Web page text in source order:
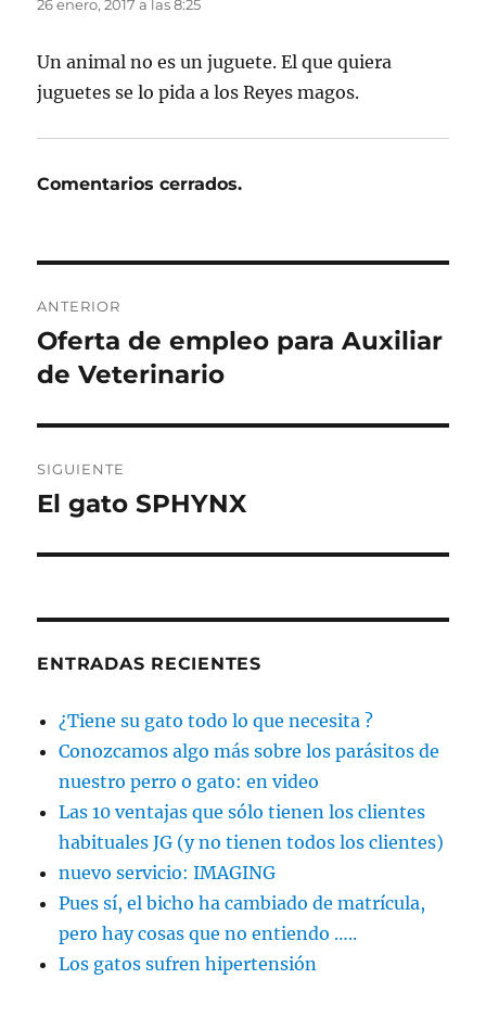
26 enero, 2017 a las 8:25
Un animal no es un juguete. El que quiera
juguetes se lo pida a los Reyes magos.
Comentarios cerrados.
de
entradas
ANTERIOR
Entrada
anterior:
Oferta de empleo para Auxiliar
de Veterinario
SIGUIENTE
Entrada
El gato SPHYNX
ENTRADAS RECIENTES
¿Tiene su gato todo lo que necesita ?
Conozcamos algo más sobre los parásitos de
nuestro perro o gato: en video
Las 10 ventajas que sólo tienen los clientes
habituales JG (y no tienen todos los clientes)
nuevo servicio: IMAGING
Pues sí, el bicho ha cambiado de matrícula,
pero hay cosas que no entiendo …..
Los gatos sufren hipertensión